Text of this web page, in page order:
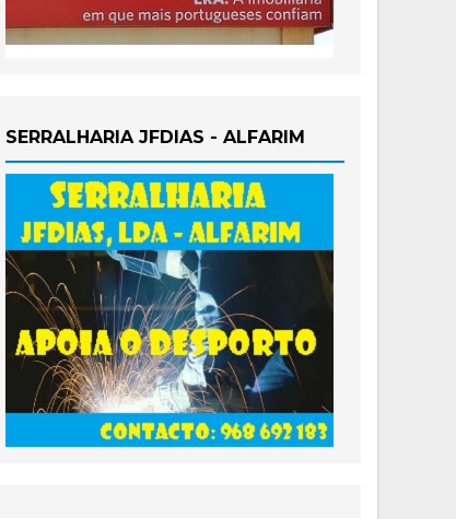
SERRALHARIA JFDIAS - ALFARIM